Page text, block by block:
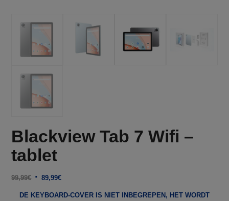
Blackview Tab 7 Wifi –
tablet
99,99€ Oorspronkelijke
89,99€Huidige
DE KEYBOARD-COVER IS NIET INBEGREPEN, HET WORDT